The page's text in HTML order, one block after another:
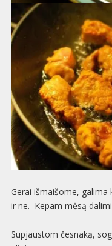
Gerai išmai­šome,
ir ne. Kepam mėsą
Supjaus­tom čes­naką,